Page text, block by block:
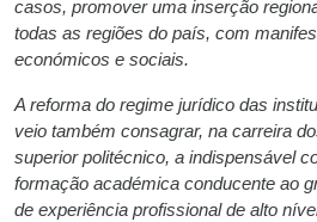
casos, promover uma inserção
todas as regiões do país, com
económicos e sociais.
A reforma do regime jurídico das
veio também consagrar, na carreira
superior politécnico, a indispensável
formação académica conducente ao
de experiência profissional de alto